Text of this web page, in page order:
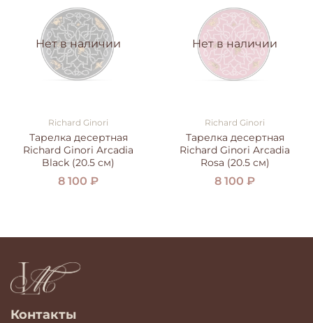
Нет в наличии
Richard Ginori
Тарелка десертная
Richard Ginori Arcadia
Black (20.5 см)
8 100 ₽
Нет в наличии
Richard Ginori
Тарелка десертная
Richard Ginori Arcadia
Rosa (20.5 см)
8 100 ₽
Контакты